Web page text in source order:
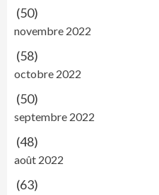
(50)
novembre 2022
(58)
octobre 2022
(50)
septembre 2022
(48)
août 2022
(63)